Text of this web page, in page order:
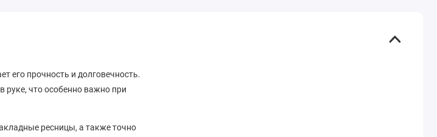
его прочность и долговечность.
руке, что особенно важно при
ресницы, а также точно